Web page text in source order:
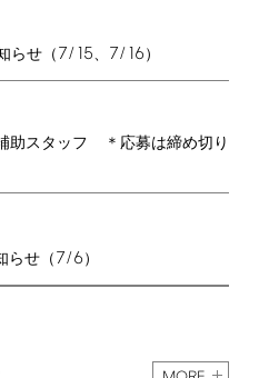
らせ（7/15、 7/16）
助スタッフ ＊応募は締め切り
らせ（7/6）